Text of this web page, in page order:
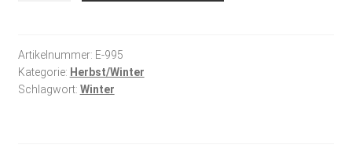
Schnee"
Menge
Artikelnummer: E-995
Kategorie: Herbst/Winter
Schlagwort: Winter